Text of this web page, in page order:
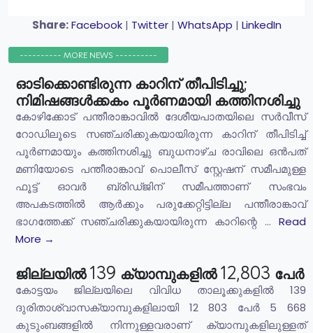
Share: Facebook| Twitter| WhatsApp | LinkedIn
---------- MORE NEWS ----------
ഓടിക്കൊണ്ടിരുന്ന കാറിന് തീപിടിച്ചു;
നിമിഷങ്ങൾക്കകം പൂർണമായി കത്തിനശിച്ചു
കോഴിക്കോട് പന്തീരാങ്കാവിൽ ദേശീയപാതയിലെ സർവീസ്
റോഡിലൂടെ സഞ്ചരിക്കുകയായിരുന്ന കാറിന് തീപിടിച്ച്
പൂർണമായും കത്തിനശിച്ചു ബുധനാഴ്ച രാവിലെ ഒൻപത്
മണിയോടെ പന്തീരാങ്കാവ് പൊലീസ് സ്റ്റേഷന് സമീപമുള്ള
ഫൂട്ട് ഓവർ ബ്രിഡ്ജിന് സമീപത്താണ് സംഭവം
അപകടത്തിൽ ആർക്കും പരുക്കേറ്റിട്ടില്ല പന്തീരാങ്കാവ്
ഭാഗത്തേക്ക് സഞ്ചരിക്കുകയായിരുന്ന കാറിന്റെ ... Read
More →
ജില്ലയിൽ 139 ക്യാമ്പുകളിൽ 12,803 പേര്‍
കോട്ടയം ജില്ലയിലെ വിവിധ താലൂക്കുകളിൽ 139
ദുരിതാശ്വാസക്യാമ്പുകളിലായി 12 803 പേർ 5 668
കുടുംബങ്ങളിൽ നിന്നുള്ളവരാണ് ക്യാമ്പുകളിലുള്ളത്